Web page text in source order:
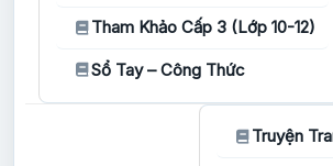
Tham Khảo Cấp 3 (Lớp 10-12)
Sổ Tay – Công Thức
Truyện